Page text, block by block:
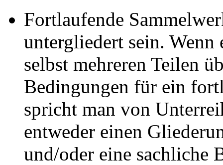
Fortlaufende
untergliedert sein.
selbst mehreren Teilen
Bedingungen für ein
spricht man von
entweder einen
und/oder eine sachliche